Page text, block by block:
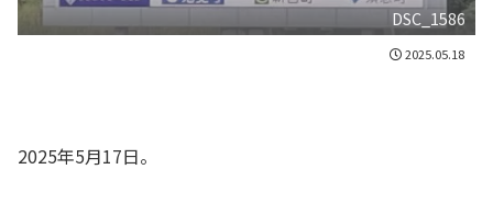
DSC_1586
2025.05.18
2025年5月17日。